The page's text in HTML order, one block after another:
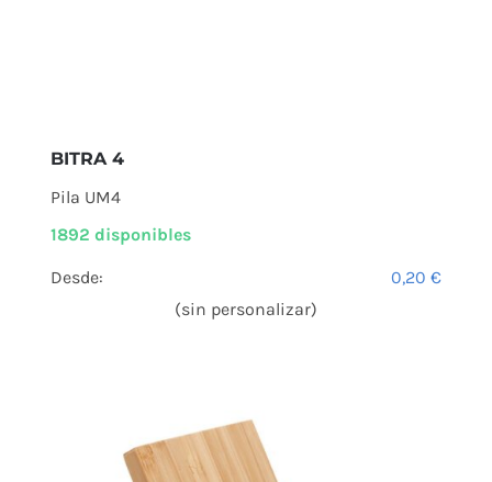
BITRA 4
Pila UM4
1892 disponibles
Desde: 0,20€
(sin personalizar)